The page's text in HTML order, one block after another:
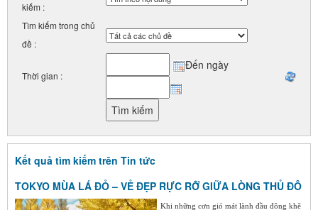
kiếm :
Tìm kiếm trong chủ
đề :
Thời gian :
Đến ngày
Kết quả tìm kiếm trên Tin tức
TOKYO MÙA LÁ ĐỎ – VẺ ĐẸP RỰC RỠ GIỮA LÒNG THỦ ĐÔ
Khi những cơn gió mát lành đầu đông khẽ